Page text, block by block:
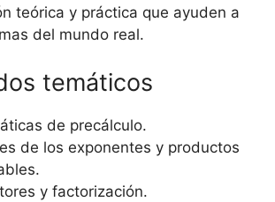
teórica y práctica que ayuden a
del mundo real.
temáticos
de precálculo.
de los exponentes y productos
y factorización.